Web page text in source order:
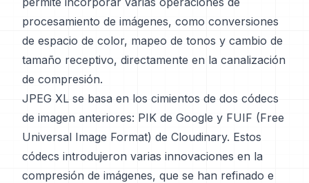
procesamiento de imágenes, como conversiones
de espacio de color, mapeo de tonos y cambio de
tamaño receptivo, directamente en la canalización
de compresión.
JPEG XL se basa en los cimientos de dos códecs
de imagen anteriores: PIK de Google y FUIF (Free
Universal Image Format) de Cloudinary. Estos
códecs introdujeron varias innovaciones en la
compresión de imágenes, que se han refinado e